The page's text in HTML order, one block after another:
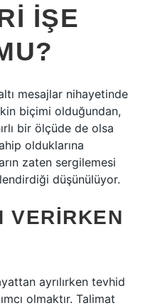
IŞE
mesajlar nihayetinde
biçimi olduğundan,
bir ölçüde de olsa
olduklarına
zaten sergilemesi
düşünülüyor.
VERIRKEN
ayrılırken tevhid
olmaktır. Talimat